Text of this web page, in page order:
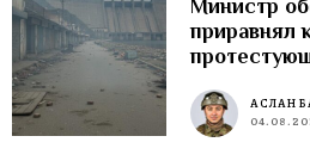
Министр
приравнял
АСЛАН